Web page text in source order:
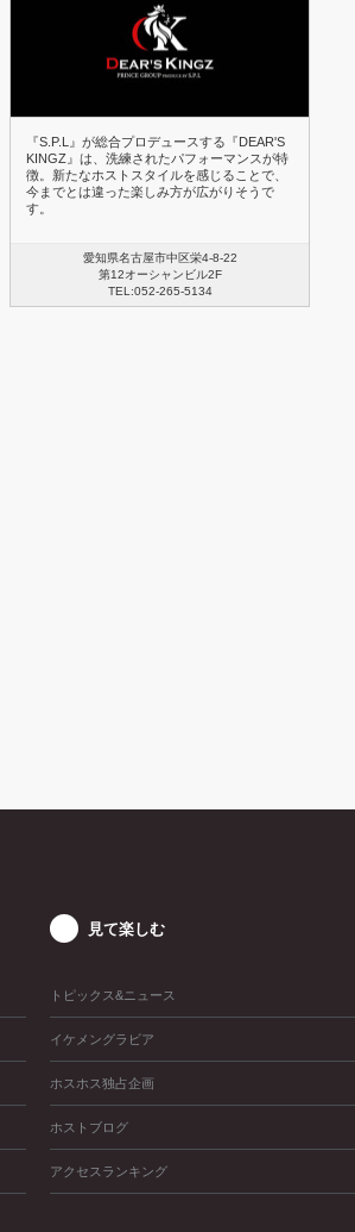
『S.P.L』が総合プロデュースする『DEAR'S
KINGZ』は、洗練されたパフォーマンスが特
徴。新たなホストスタイルを感じることで、
今までとは違った楽しみ方が広がりそうで
す。
愛知県名古屋市中区栄4-8-22
第12オーシャンビル2F
TEL:052-265-5134
見て楽しむ
トピックス&ニュース
イケメングラビア
ホスホス独占企画
ホストブログ
アクセスランキング